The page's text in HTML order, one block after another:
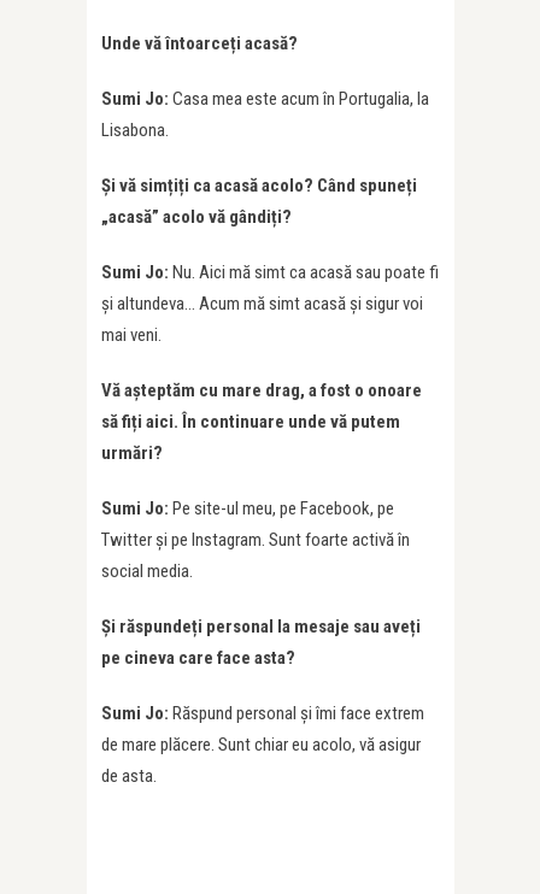
Unde vă întoarceți acasă?
Sumi Jo: Casa mea este acum în Portugalia, la
Lisabona.
Și vă simțiți ca acasă acolo? Când spuneți
„acasă” acolo vă gândiți?
Sumi Jo: Nu. Aici mă simt ca acasă sau poate fi
și altundeva… Acum mă simt acasă și sigur voi
mai veni.
Vă așteptăm cu mare drag, a fost o onoare
să fiți aici. În continuare unde vă putem
urmări?
Sumi Jo: Pe site-ul meu, pe Facebook, pe
Twitter și pe Instagram. Sunt foarte activă în
social media.
Și răspundeți personal la mesaje sau aveți
pe cineva care face asta?
Sumi Jo: Răspund personal și îmi face extrem
de mare plăcere. Sunt chiar eu acolo, vă asigur
de asta.